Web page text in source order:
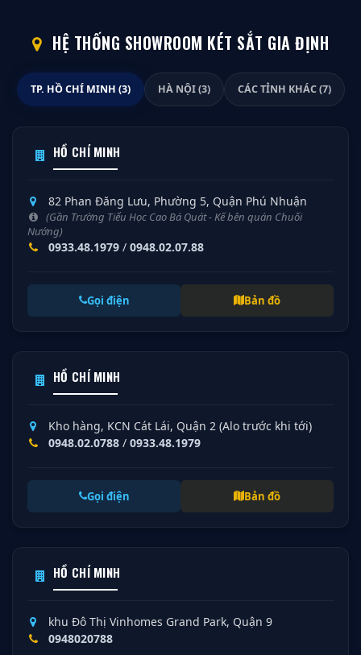
HỆ THỐNG SHOWROOM KÉT SẮT GIA ĐỊNH
TP. HỒ CHÍ MINH (3) HÀ NỘI (3) CÁC TỈNH KHÁC (7)
HỒ CHÍ MINH
82 Phan Đăng Lưu, Phường 5, Quận Phú Nhuận
(Gần Trường Tiểu Học Cao Bá Quát - Kế bên quán Chuối
Nướng)
0933.48.1979 / 0948.02.07.88
Gọi điện Bản đồ
HỒ CHÍ MINH
Kho hàng, KCN Cát Lái, Quận 2 (Alo trước khi tới)
0948.02.0788 / 0933.48.1979
Gọi điện Bản đồ
HỒ CHÍ MINH
khu Đô Thị Vinhomes Grand Park, Quận 9
0948020788